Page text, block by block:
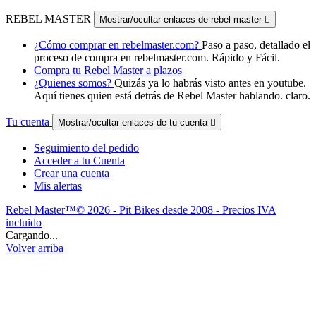
REBEL MASTER Mostrar/ocultar enlaces de rebel master 
¿Cómo comprar en rebelmaster.com? Paso a paso, detallado el
proceso de compra en rebelmaster.com. Rápido y Fácil.
Compra tu Rebel Master a plazos
¿Quienes somos? Quizás ya lo habrás visto antes en youtube.
Aquí tienes quien está detrás de Rebel Master hablando. claro.
Tu cuenta Mostrar/ocultar enlaces de tu cuenta 
Seguimiento del pedido
Acceder a tu Cuenta
Crear una cuenta
Mis alertas
Rebel Master™© 2026 - Pit Bikes desde 2008 - Precios IVA
incluido
Cargando...
Volver arriba